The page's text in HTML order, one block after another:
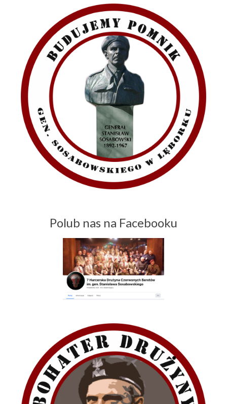
Polub nas na Facebooku